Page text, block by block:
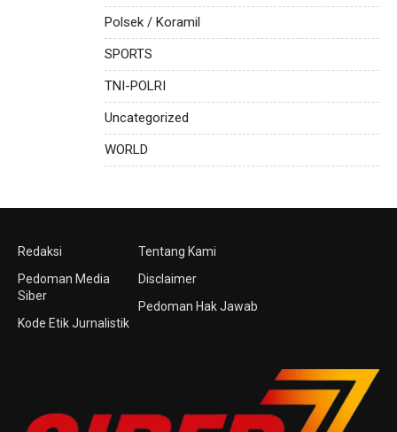
Polsek / Koramil
SPORTS
TNI-POLRI
Uncategorized
WORLD
Redaksi
Pedoman Media
Siber
Kode Etik Jurnalistik
Tentang Kami
Disclaimer
Pedoman Hak Jawab